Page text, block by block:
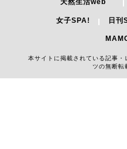
女子SPA! 日刊
本サイトに掲載されている記事
ツの無断転